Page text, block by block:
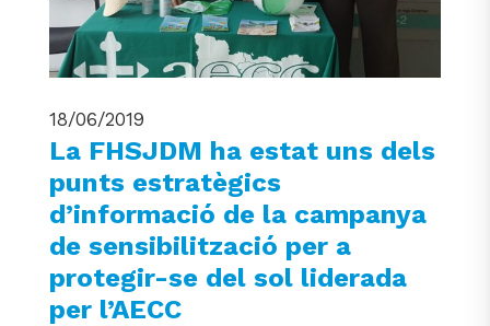
18/06/2019
La FHSJDM ha estat uns dels
punts estratègics
d’informació de la campanya
de sensibilització per a
protegir-se del sol liderada
per l’AECC